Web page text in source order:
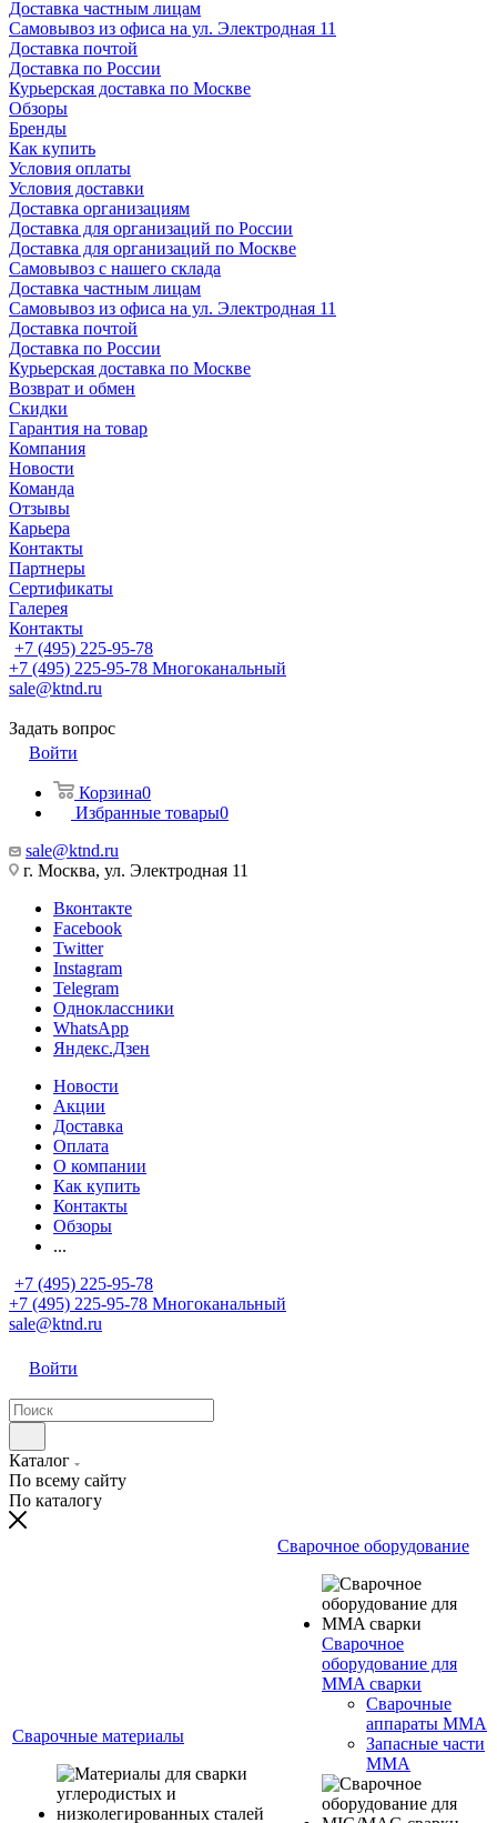
Доставка частным лицам
Самовывоз из офиса на ул. Электродная 11
Доставка почтой
Доставка по России
Курьерская доставка по Москве
Обзоры
Бренды
Как купить
Условия оплаты
Условия доставки
Доставка организациям
Доставка для организаций по России
Доставка для организаций по Москве
Самовывоз с нашего склада
Доставка частным лицам
Самовывоз из офиса на ул. Электродная 11
Доставка почтой
Доставка по России
Курьерская доставка по Москве
Возврат и обмен
Скидки
Гарантия на товар
Компания
Новости
Команда
Отзывы
Карьера
Контакты
Партнеры
Сертификаты
Галерея
Контакты
+7 (495) 225-95-78
+7 (495) 225-95-78 Многоканальный
sale@ktnd.ru
Задать вопрос
Войти
Корзина0
Избранные товары0
sale@ktnd.ru
г. Москва, ул. Электродная 11
Вконтакте
Facebook
Twitter
Instagram
Telegram
Одноклассники
WhatsApp
Яндекс.Дзен
Новости
Акции
Доставка
Оплата
О компании
Как купить
Контакты
Обзоры
...
+7 (495) 225-95-78
+7 (495) 225-95-78 Многоканальный
sale@ktnd.ru
Войти
Каталог
По всему сайту
По каталогу
Сварочные материалы
Сварочное оборудование
Сварочное
оборудование для
MMA сварки
Сварочные
аппараты MMA
Запасные части
MMA